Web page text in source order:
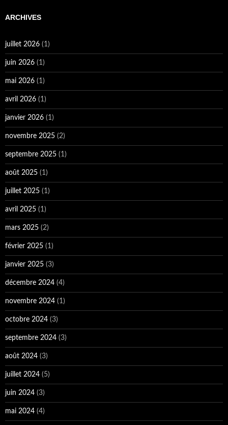
ARCHIVES
juillet 2026 (1)
juin 2026 (1)
mai 2026 (1)
avril 2026 (1)
janvier 2026 (1)
novembre 2025 (2)
septembre 2025 (1)
août 2025 (1)
juillet 2025 (1)
avril 2025 (1)
mars 2025 (2)
février 2025 (1)
janvier 2025 (3)
décembre 2024 (4)
novembre 2024 (1)
octobre 2024 (3)
septembre 2024 (3)
août 2024 (3)
juillet 2024 (5)
juin 2024 (3)
mai 2024 (4)